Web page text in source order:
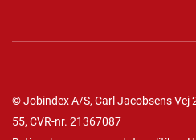
© Jobindex A/S, Carl Jacobsens Vej
55, CVR-nr. 21367087